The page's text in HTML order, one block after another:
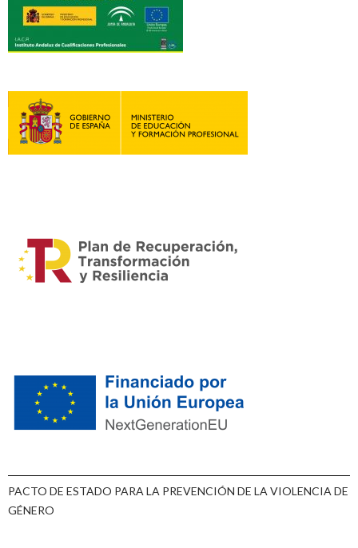
PACTO DE ESTADO PARA LA PREVENCIÓN DE LA VIOLENCIA DE
GÉNERO